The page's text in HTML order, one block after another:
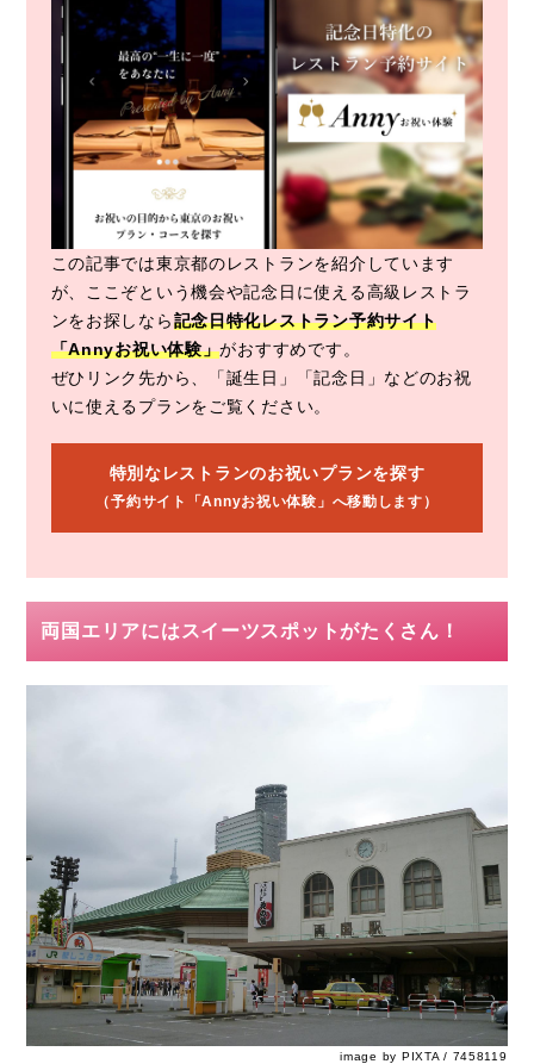
この記事では東京都のレストランを紹介しています
が、ここぞという機会や記念日に使える高級レストラ
ンをお探しなら記念日特化レストラン予約サイト
「Annyお祝い体験」がおすすめです。
ぜひリンク先から、「誕生日」「記念日」などのお祝
いに使えるプランをご覧ください。
特別なレストランのお祝いプランを探す
（予約サイト「Annyお祝い体験」へ移動します）
両国エリアにはスイーツスポットがたくさん！
image by PIXTA / 7458119